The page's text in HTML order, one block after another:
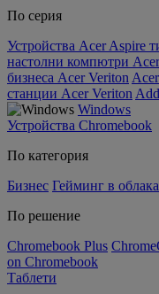
По серия
Устройства Acer Aspire
настолни компютри
бизнеса Acer Veriton
станции Acer Veriton
Windows
Устройства Chromebook
По категория
Бизнес Гейминг в облака
По решение
Chromebook Plus
on Chromebook
Таблети